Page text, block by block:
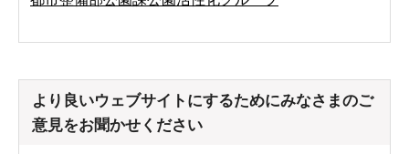
より良いウェブサイトにするためにみなさまのご
意見をお聞かせください